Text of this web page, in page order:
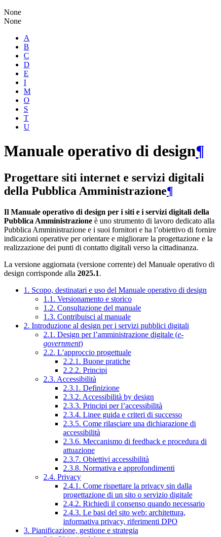
None
None
A
B
C
D
E
I
M
O
S
T
U
Manuale operativo di design¶
Progettare siti internet e servizi digitali
della Pubblica Amministrazione¶
Il Manuale operativo di design per i siti e i servizi digitali della
Pubblica Amministrazione è uno strumento di lavoro dedicato alla
Pubblica Amministrazione e i suoi fornitori e ha l’obiettivo di fornire
indicazioni operative per orientare e migliorare la progettazione e la
realizzazione dei punti di contatto digitali verso la cittadinanza.
La versione aggiornata (versione corrente) del Manuale operativo di
design corrisponde alla 2025.1.
1. Scopo, destinatari e uso del Manuale operativo di design
1.1. Versionamento e storico
1.2. Consultazione del manuale
1.3. Contribuisci al manuale
2. Introduzione al design per i servizi pubblici digitali
2.1. Design per l’amministrazione digitale (e-
government)
2.2. L’approccio progettuale
2.2.1. Buone pratiche
2.2.2. Principi
2.3. Accessibilità
2.3.1. Definizione
2.3.2. Accessibilità by design
2.3.3. Principi per l’accessibilità
2.3.4. Linee guida e criteri di successo
2.3.5. Come rilasciare una dichiarazione di
accessibilità
2.3.6. Meccanismo di feedback e procedura di
attuazione
2.3.7. Obiettivi accessibilità
2.3.8. Normativa e approfondimenti
2.4. Privacy
2.4.1. Come rispettare la privacy sin dalla
progettazione di un sito o servizio digitale
2.4.2. Richiedi il consenso quando necessario
2.4.3. Le basi del sito web: architettura,
informativa privacy, riferimenti DPO
3. Pianificazione, gestione e strategia